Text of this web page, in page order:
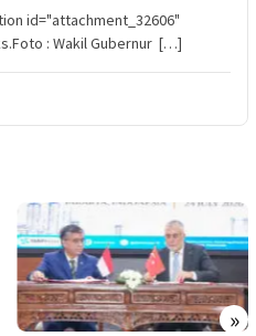
id="attachment_32606"
: Wakil Gubernur […]
»